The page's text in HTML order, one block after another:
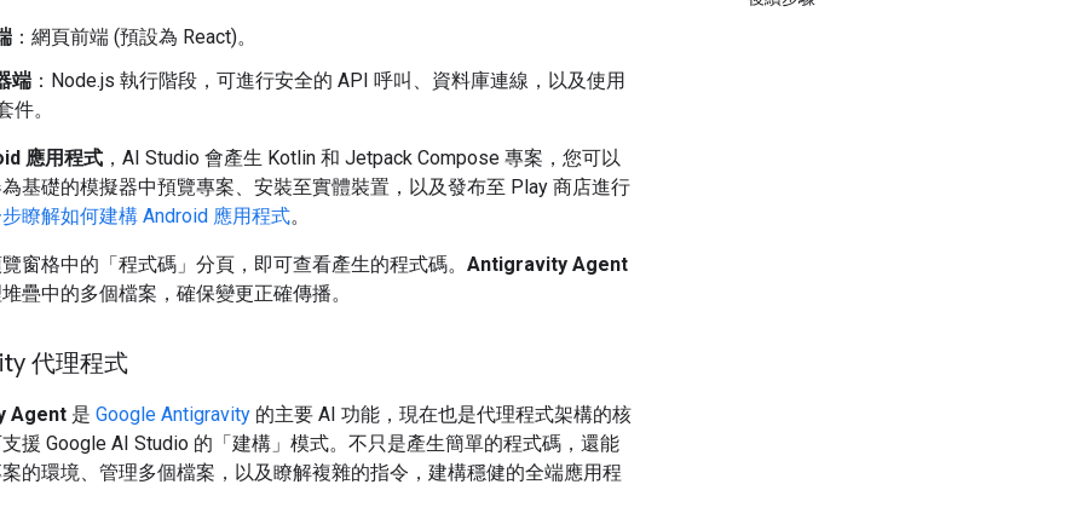
：網頁前端 (預設為 React)。
端 ：Node.js 執行階段，可進行安全的 API 呼叫、資料庫連線，以及使用
件。
應用程式 ，AI Studio 會產生 Kotlin 和 Jetpack Compose 專案，您可以
基礎的模擬器中預覽專案、安裝至實體裝置，以及發布至 Play 商店進行
瞭解如何建構 Android 應用程式。
窗格中的「程式碼」 分頁，即可查看產生的程式碼。 Antigravity Agent
疊中的多個檔案，確保變更正確傳播。
代理程式
Agent 是 Google Antigravity 的主要 AI 功能，現在也是代理程式架構的核
援 Google AI Studio 的「建構」模式。不只是產生簡單的程式碼，還能
的環境、管理多個檔案，以及瞭解複雜的指令，建構穩健的全端應用程